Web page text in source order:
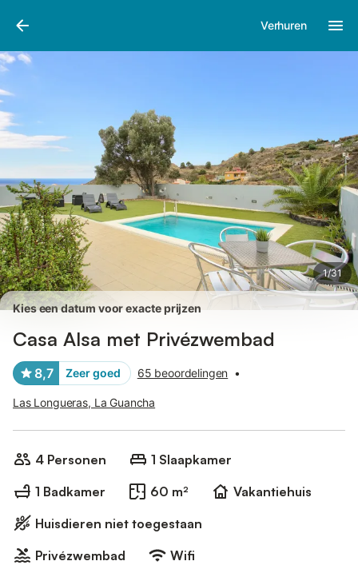
Verhuren
1/31
Afbeeldingen
Kies een datum voor exacte prijzen
Casa Alsa met Privézwembad
8,7 Zeer goed 65 beoordelingen •
Las Longueras, La Guancha
4 Personen
1 Slaapkamer
1 Badkamer
60 m²
Vakantiehuis
Huisdieren niet toegestaan
Privézwembad
Wifi